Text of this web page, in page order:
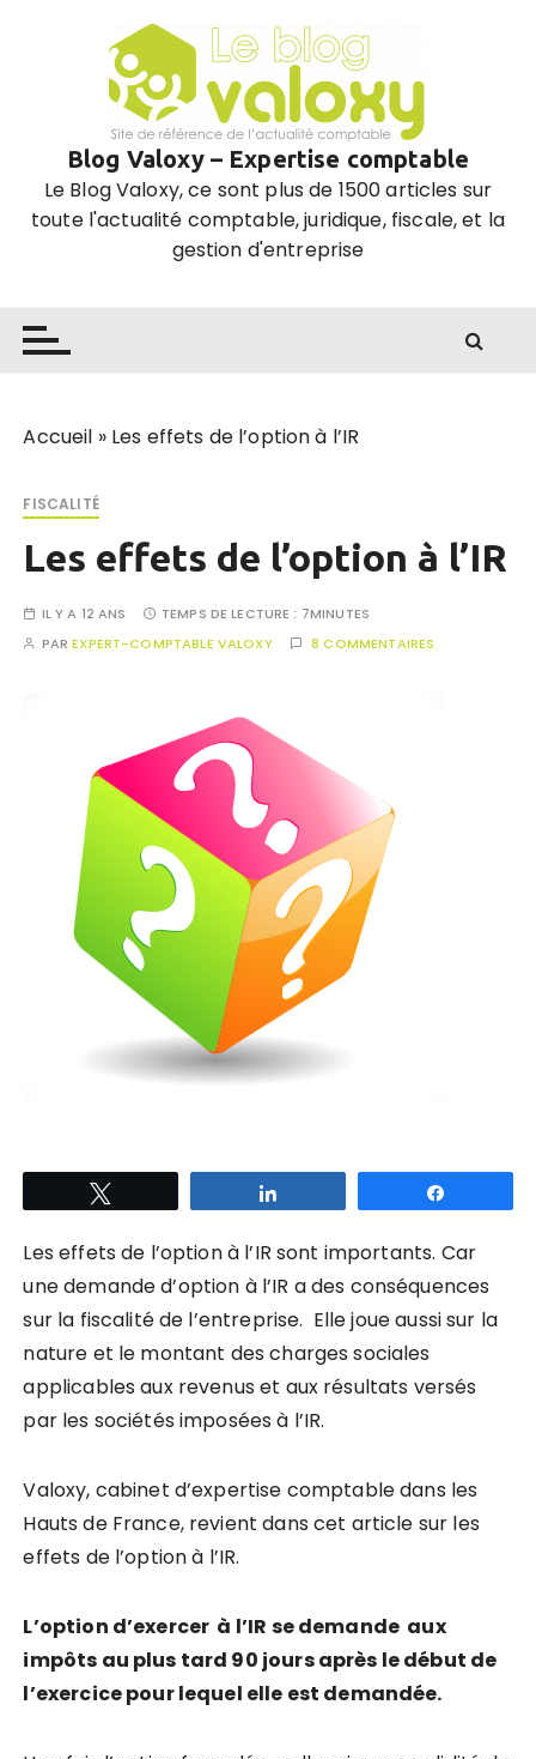
Blog Valoxy – Expertise comptable
Le Blog Valoxy, ce sont plus de 1500 articles sur
toute l'actualité comptable, juridique, fiscale, et la
gestion d'entreprise
Accueil » Les effets de l’option à l’IR
FISCALITÉ
Les effets de l’option à l’IR
IL Y A 12 ANS TEMPS DE LECTURE : 7MINUTES
PAREXPERT-COMPTABLE VALOXY 8 COMMENTAIRES
Les effets de l’option à l’IR sont importants. Car
une demande d’option à l’IR a des conséquences
sur la fiscalité de l’entreprise. Elle joue aussi sur la
nature et le montant des charges sociales
applicables aux revenus et aux résultats versés
par les sociétés imposées à l’IR.
Valoxy, cabinet d’expertise comptable dans les
Hauts de France, revient dans cet article sur les
effets de l’option à l’IR.
L’option d’exercer à l’IR se demande aux
impôts au plus tard 90 jours après le début de
l’exercice pour lequel elle est demandée.